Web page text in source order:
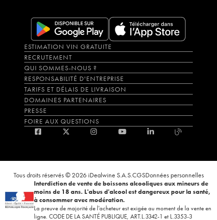
ESTIMATION VIN GRATUITE
RECRUTEMENT
QUI SOMMES-NOUS ?
RESPONSABILITÉ D'ENTREPRISE
TARIFS ET DÉLAIS DE LIVRAISON
DOMAINES PARTENAIRES
PRESSE
FOIRE AUX QUESTIONS
Tous droits réservés © 2026 iDealwine S.A.S.CGSDonnées personnelles
Interdiction de vente de boissons alcooliques aux mineurs de
moins de 18 ans. L'abus d'alcool est dangereux pour la santé,
à consommer avec modération.
La preuve de majorité de l'acheteur est exigée au moment de la vente en
ligne. CODE DE LA SANTÉ PUBLIQUE, ART.L.3342-1 et L.3353-3